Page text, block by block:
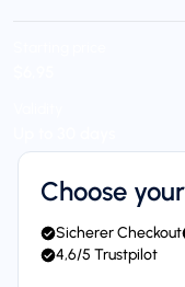
Choose
Sicherer Checkout
4,6/5 Trustpilot